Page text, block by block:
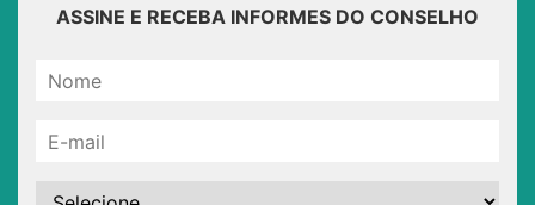
ASSINE E RECEBA INFORMES DO CONSELHO